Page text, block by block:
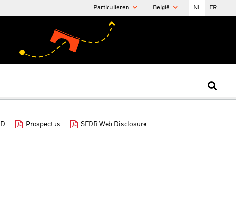
Particulieren België NL FR
Prospectus SFDR Web Disclosure